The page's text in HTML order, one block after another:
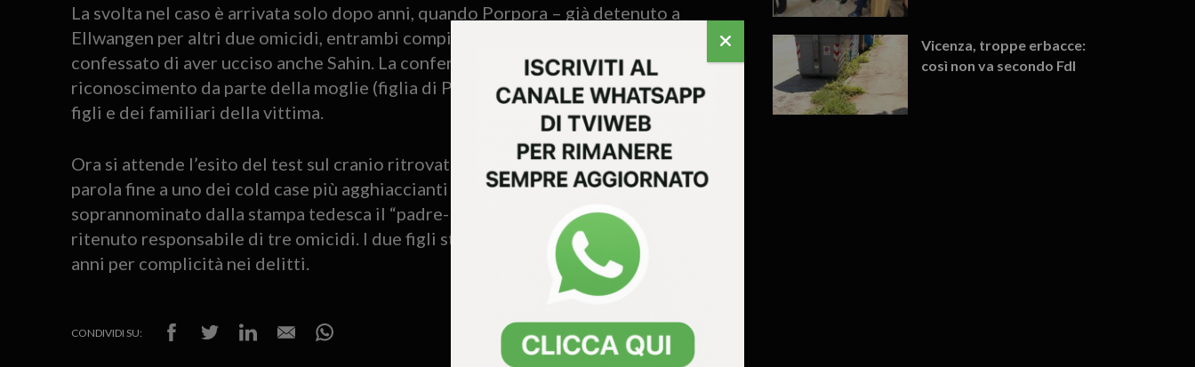
La svolta nel caso è arrivata solo dopo anni, quando Porpora – già detenuto a
Ellwangen per altri due omicidi, entrambi compiuti con la stessa modalità – ha
confessato di aver ucciso anche Sahin. La conferma dell’identità è giunta grazie al
riconoscimento da parte della moglie (figlia di Porpora) e all’analisi del DNA dei
figli e dei familiari della vittima.
Ora si attende l’esito del test sul cranio ritrovato per mettere definitivamente la
parola fine a uno dei cold case più agghiaccianti degli ultimi decenni. Porpora,
soprannominato dalla stampa tedesca il “padre-killer di Sontheim”, è stato
ritenuto responsabile di tre omicidi. I due figli stanno scontando pene di 9 e 15
anni per complicità nei delitti.
CONDIVIDI SU:
Vicenza, troppe erbacce:
così non va secondo FdI